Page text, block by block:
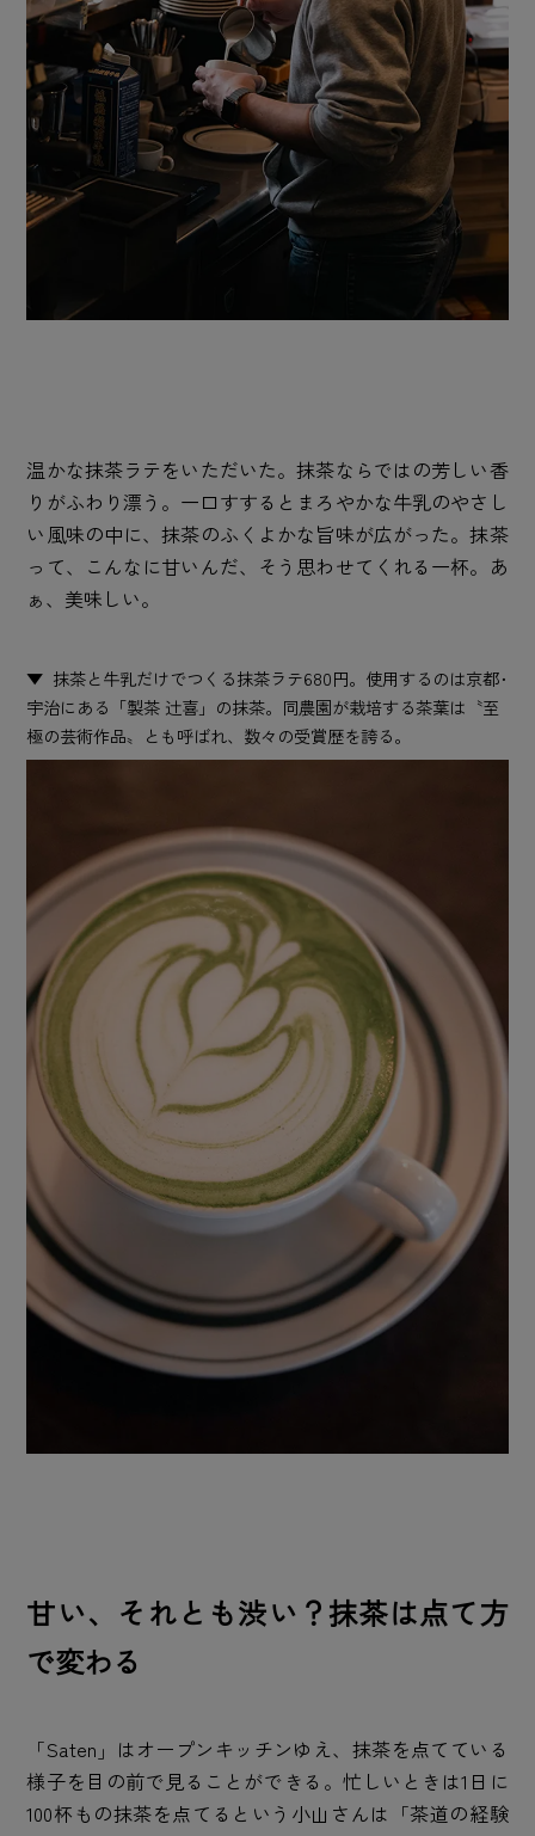
温かな抹茶ラテをいただいた。抹茶ならではの芳しい香
りがふわり漂う。一口すするとまろやかな牛乳のやさし
い風味の中に、抹茶のふくよかな旨味が広がった。抹茶
って、こんなに甘いんだ、そう思わせてくれる一杯。あ
ぁ、美味しい。
抹茶と牛乳だけでつくる抹茶ラテ680円。使用するのは京都･
宇治にある「製茶 辻喜」の抹茶。同農園が栽培する茶葉は〝至
極の芸術作品〟とも呼ばれ、数々の受賞歴を誇る。
甘い、それとも渋い？抹茶は点て方
で変わる
「Saten」はオープンキッチンゆえ、抹茶を点てている
様子を目の前で見ることができる。忙しいときは1日に
100杯もの抹茶を点てるという小山さんは「茶道の経験